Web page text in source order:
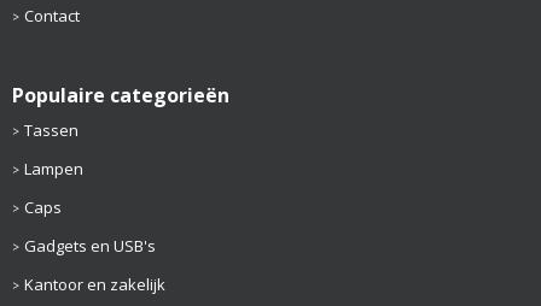
Contact
Populaire categorieën
Tassen
Lampen
Caps
Gadgets en USB's
Kantoor en zakelijk